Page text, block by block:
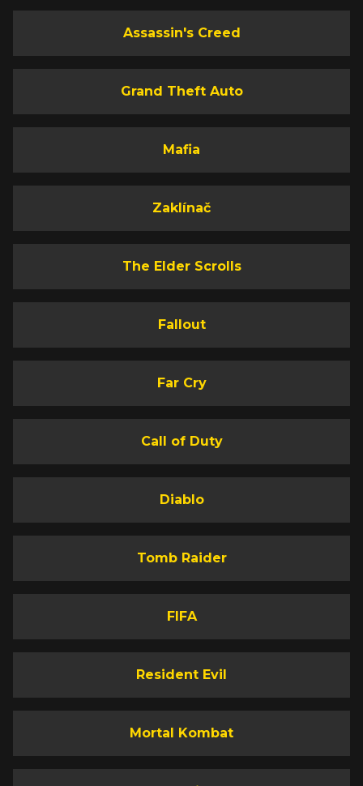
Assassin's Creed
Grand Theft Auto
Mafia
Zaklínač
The Elder Scrolls
Fallout
Far Cry
Call of Duty
Diablo
Tomb Raider
FIFA
Resident Evil
Mortal Kombat